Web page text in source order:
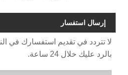
إرسال استفسار
لا تتردد في تقديم استفسارك في
بالرد عليك خلال 24 ساعة.